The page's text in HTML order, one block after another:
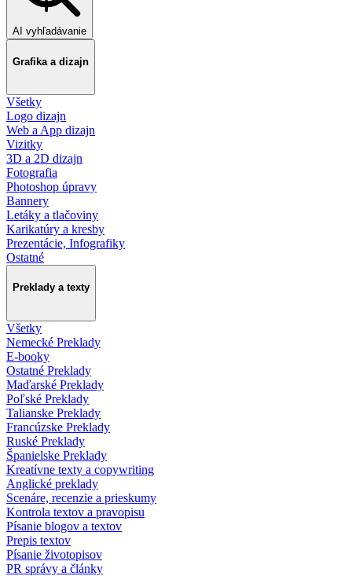
AI vyhľadávanie
Grafika a dizajn
Všetky
Logo dizajn
Web a App dizajn
Vizitky
3D a 2D dizajn
Fotografia
Photoshop úpravy
Bannery
Letáky a tlačoviny
Karikatúry a kresby
Prezentácie, Infografiky
Ostatné
Preklady a texty
Všetky
Nemecké Preklady
E-booky
Ostatné Preklady
Maďarské Preklady
Poľské Preklady
Talianske Preklady
Francúzske Preklady
Ruské Preklady
Španielske Preklady
Kreatívne texty a copywriting
Anglické preklady
Scenáre, recenzie a prieskumy
Kontrola textov a pravopisu
Písanie blogov a textov
Prepis textov
Písanie životopisov
PR správy a články